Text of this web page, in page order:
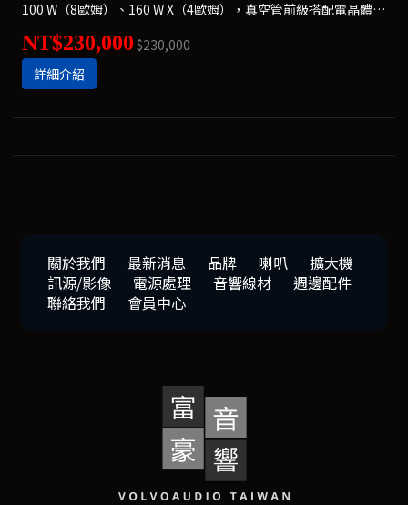
100 W（8歐姆）、160 W X（4歐姆），真空管前級搭配電晶體功率擴大機
NT$230,000 $230,000
詳細介紹
關於我們 最新消息 品牌 喇叭
擴大機
訊源/影像
電源處理 音響線材
週邊配件
聯絡我們
會員中心